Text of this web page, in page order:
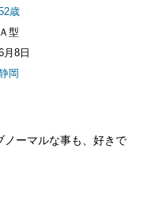
歳
Ａ型
月8日
岡
ーマルな事も、好きで